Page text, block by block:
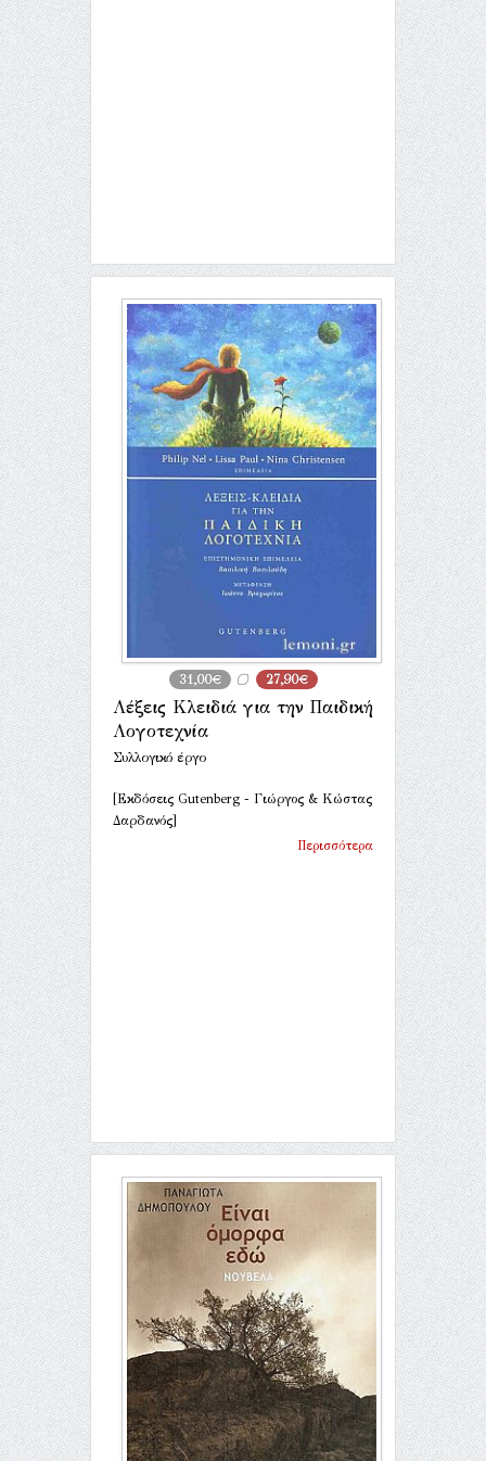
31,00€ 27,90€
Λέξεις Κλειδιά για την Παιδική
Λογοτεχνία
Συλλογικό έργο
[Εκδόσεις Gutenberg - Γιώργος & Κώστας
Δαρδανός]
Περισσότερα